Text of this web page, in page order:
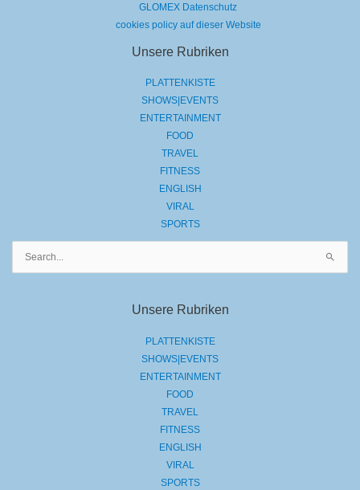
GLOMEX Datenschutz
cookies policy auf dieser Website
Unsere Rubriken
PLATTENKISTE
SHOWS|EVENTS
ENTERTAINMENT
FOOD
TRAVEL
FITNESS
ENGLISH
VIRAL
SPORTS
Unsere Rubriken
PLATTENKISTE
SHOWS|EVENTS
ENTERTAINMENT
FOOD
TRAVEL
FITNESS
ENGLISH
VIRAL
SPORTS